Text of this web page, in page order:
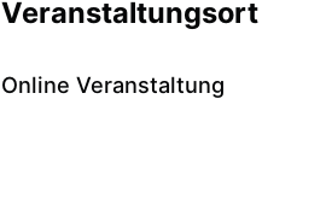
Veranstaltungsort
Online Veranstaltung